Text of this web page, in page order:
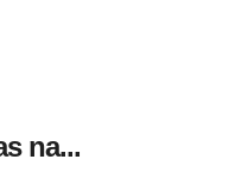
na...